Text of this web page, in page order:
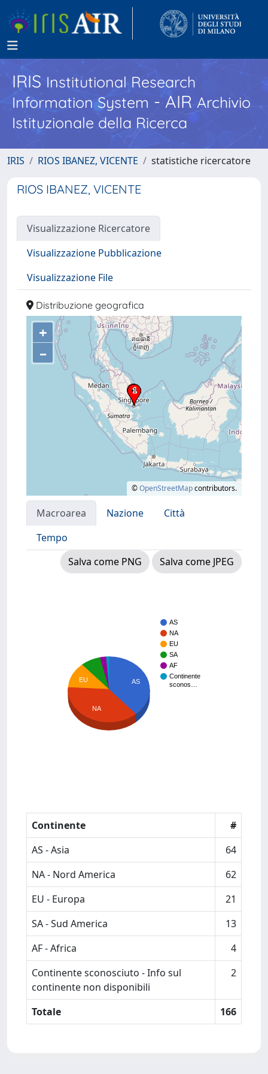
IRISInstitutional Research
Information System - AIR Archivio
Istituzionale della Ricerca
IRIS RIOS IBANEZ, VICENTE statistiche ricercatore
RIOS IBANEZ, VICENTE
Visualizzazione Ricercatore
Visualizzazione Pubblicazione
Visualizzazione File
Distribuzione geografica
+
–
©OpenStreetMapcontributors.
Macroarea Nazione
Città
Tempo
Salva come PNG
Salva come JPEG
AS
NA
EU
SA
AF
Continente
sconos…
AS
EU
NA
Continente
#
AS - Asia
64
NA - Nord America
62
EU - Europa
21
SA - Sud America
13
AF - Africa
4
Continente sconosciuto - Info sul
continente non disponibili
2
Totale 166